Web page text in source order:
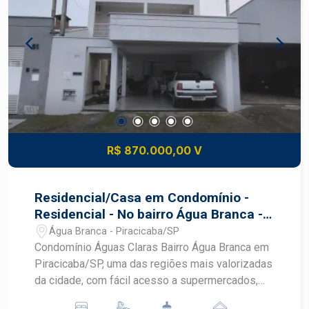
Jequitibá Um verdadeiro conceito de moradia
com estrutura de clube e segurança total. Lazer
completo Pista de boliche Quadras de beach
tennis Minicampo de golfe Espaço para crossfit
Academia equipada Salão de festas Pet place
R$ 870.000,00 V
Residencial/Casa em Condomínio -
Residencial - No bairro Água Branca -
Condomínio Águas Claras
Água Branca - Piracicaba/SP
Condomínio Águas Claras Bairro Água Branca em
Piracicaba/SP, uma das regiões mais valorizadas
da cidade, com fácil acesso a supermercados,